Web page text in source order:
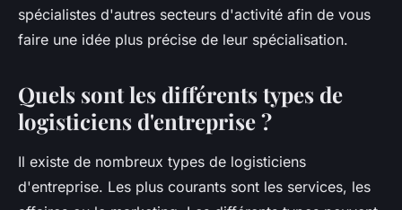
spécialistes d'autres secteurs d'activité afin de vous
faire une idée plus précise de leur spécialisation.
Quels sont les différents types de
logisticiens d'entreprise ?
Il existe de nombreux types de logisticiens
d'entreprise. Les plus courants sont les services, les